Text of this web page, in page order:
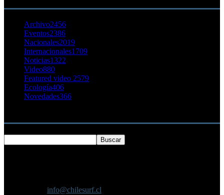
Archivo2456
Eventos2386
Nacionales2019
Internacionales1709
Noticias1322
Video880
Featured video 2579
Ecología406
Novedades366
info@chilesurf.cl